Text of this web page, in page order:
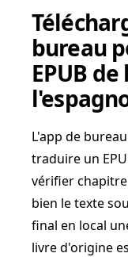
bureau
EPUB
L'app de
traduire un
vérifier
bien le texte
final en local
livre d'origine